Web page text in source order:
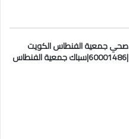
صحي جمعية الفنطاس الكويت
|60001486|سباك جمعية الفنطاس